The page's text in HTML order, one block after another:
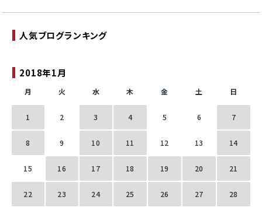
2018年1月
月 火 水 木 金 土 日
1 2 3 4 5 6 7
8 9 10 11 12 13 14
15 16 17 18 19 20 21
22 23 24 25 26 27 28
人気ブログランキング